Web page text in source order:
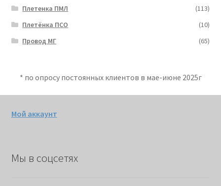
Плетенка ПМЛ
(113)
Плетёнка ПСО
(10)
Провод МГ
(65)
* по опросу постоянных клиентов в мае-июне 2025г
Мой аккаунт
Мы в соцсетях